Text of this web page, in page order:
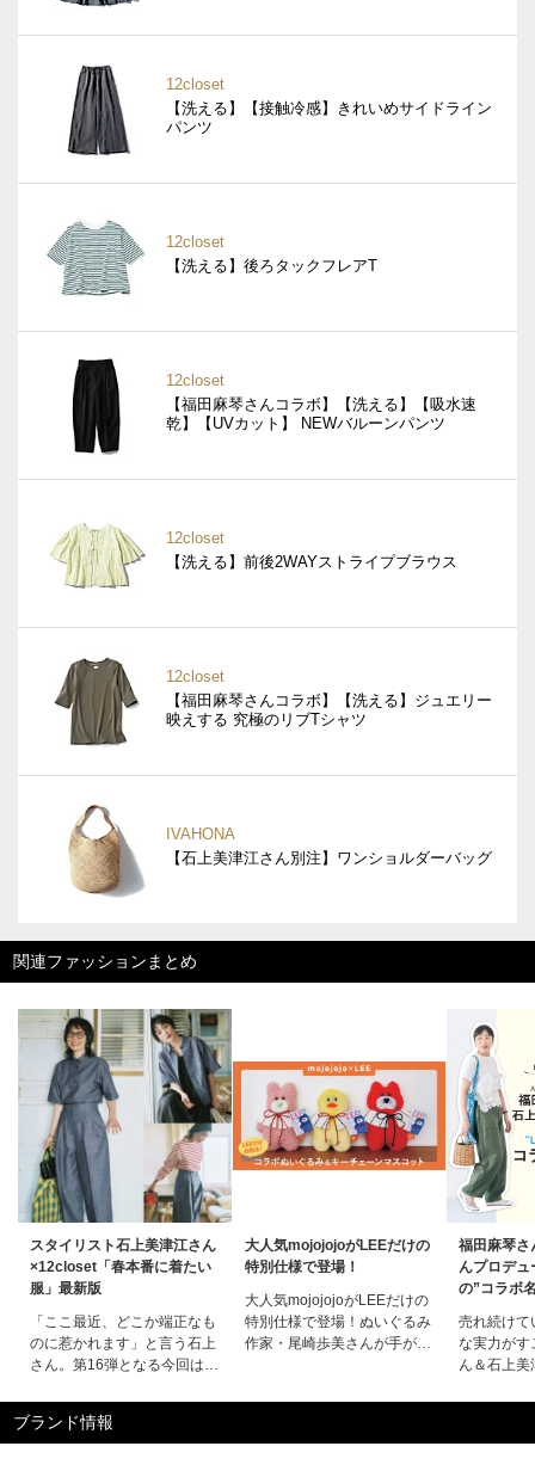
12closet
【洗える】【接触冷感】きれいめサイドライン
パンツ
12closet
【洗える】後ろタックフレアT
12closet
【福田麻琴さんコラボ】【洗える】【吸水速
乾】【UVカット】 NEWバルーンパンツ
12closet
【洗える】前後2WAYストライプブラウス
12closet
【福田麻琴さんコラボ】【洗える】ジュエリー
映えする 究極のリブTシャツ
IVAHONA
【石上美津江さん別注】ワンショルダーバッグ
関連ファッションまとめ
スタイリスト石上美津江さん
×12closet「春本番に着たい
服」最新版
「ここ最近、どこか端正なも
のに惹かれます」と言う石上
さん。第16弾となる今回は、
ルエット、ディテールに落と
し込んだ全５着。ずっと好き
大人気mojojojoがLEEだけの
特別仕様で登場！
大人気mojojojoがLEEだけの
特別仕様で登場！ぬいぐるみ
作家・尾崎歩美さんが手がけ
が初コラボ！20周年を記念
福田麻琴さ
んプロデュ
の”コラボ
売れ続けて
な実力がす
ん＆石上美
の“LEEだ
ブランド情報